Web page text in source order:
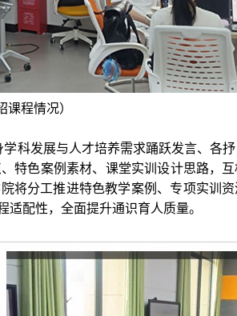
课程情况）
科发展与人才培养需求踊跃发言、各
特色案例素材、课堂实训设计思路，
将分工推进特色教学案例、专项实训
配性，全面提升通识育人质量。